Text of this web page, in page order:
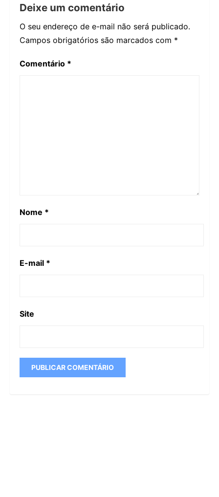
Deixe um comentário
O seu endereço de e-mail não será publicado.
Campos obrigatórios são marcados com *
Comentário *
Nome *
E-mail *
Site